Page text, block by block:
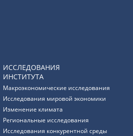
ИССЛЕДОВАНИЯ
ИНСТИТУТА
Макроэкономические исследования
Исследования мировой экономики
Изменение климата
Региональные исследования
Исследования конкурентной среды